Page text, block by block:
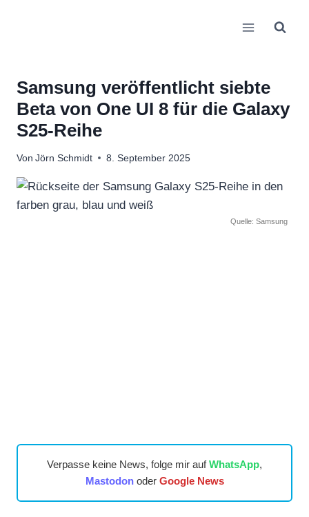
Samsung veröffentlicht siebte
Beta von One UI 8 für die Galaxy
S25-Reihe
Von Jörn Schmidt 8. September 2025
Quelle: Samsung
Verpasse keine News, folge mir aufWhatsApp,
Mastodonoder Google News